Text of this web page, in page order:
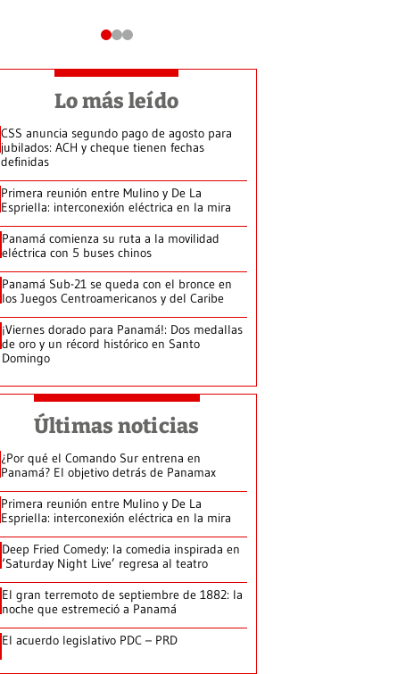
Lo más leído
CSS anuncia segundo pago de agosto para
jubilados: ACH y cheque tienen fechas
definidas
Primera reunión entre Mulino y De La
Espriella: interconexión eléctrica en la mira
Panamá comienza su ruta a la movilidad
eléctrica con 5 buses chinos
Panamá Sub-21 se queda con el bronce en
los Juegos Centroamericanos y del Caribe
¡Viernes dorado para Panamá!: Dos medallas
de oro y un récord histórico en Santo
Domingo
Últimas noticias
¿Por qué el Comando Sur entrena en
Panamá? El objetivo detrás de Panamax
Primera reunión entre Mulino y De La
Espriella: interconexión eléctrica en la mira
Deep Fried Comedy: la comedia inspirada en
‘Saturday Night Live’ regresa al teatro
El gran terremoto de septiembre de 1882: la
noche que estremeció a Panamá
El acuerdo legislativo PDC – PRD